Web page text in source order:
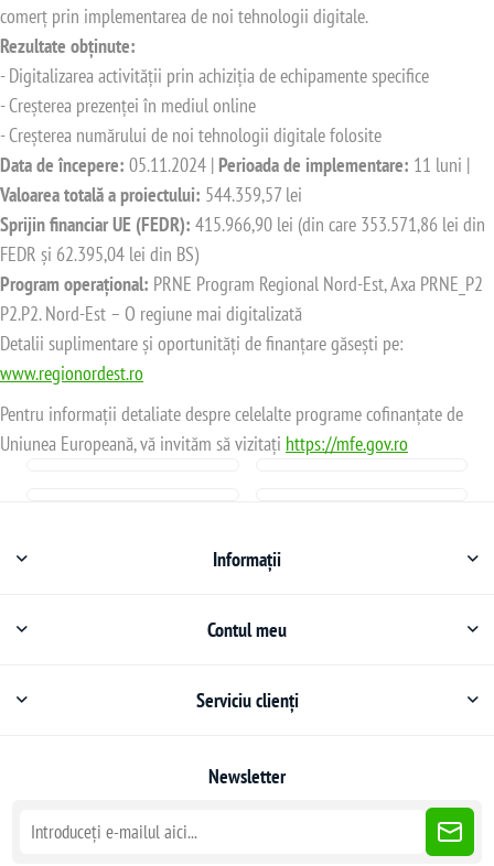
comerț prin implementarea de noi tehnologii digitale.
Rezultate obținute:
- Digitalizarea activității prin achiziția de echipamente specifice
- Creșterea prezenței în mediul online
- Creșterea numărului de noi tehnologii digitale folosite
Data de începere: 05.11.2024 | Perioada de implementare: 11 luni |
Valoarea totală a proiectului: 544.359,57 lei
Sprijin financiar UE (FEDR): 415.966,90 lei (din care 353.571,86 lei din
FEDR și 62.395,04 lei din BS)
Program operațional: PRNE Program Regional Nord-Est, Axa PRNE_P2
P2.P2. Nord-Est – O regiune mai digitalizată
Detalii suplimentare și oportunități de finanțare găsești pe:
www.regionordest.ro
Pentru informații detaliate despre celelalte programe cofinanțate de
Uniunea Europeană, vă invităm să vizitați https://mfe.gov.ro
Informații
Contul meu
Serviciu clienți
Newsletter